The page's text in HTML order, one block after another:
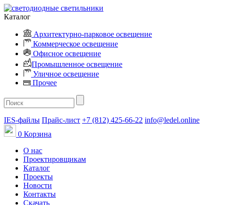
Каталог
Архитектурно-парковое освещение
Коммерческое освещение
Офисное освещение
Промышленное освещение
Уличное освещение
Прочее
IES-файлы Прайс-лист +7 (812) 425-66-22 info@ledel.online
0 Корзина
О нас
Проектировщикам
Каталог
Проекты
Новости
Контакты
Скачать